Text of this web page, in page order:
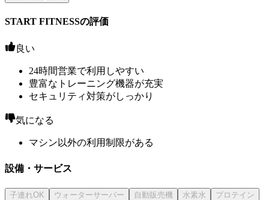
START FITNESSの評価
良い
24時間営業で利用しやすい
豊富なトレーニング機器が充実
セキュリティ対策がしっかり
気になる
マシン以外の利用制限がある
設備・サービス